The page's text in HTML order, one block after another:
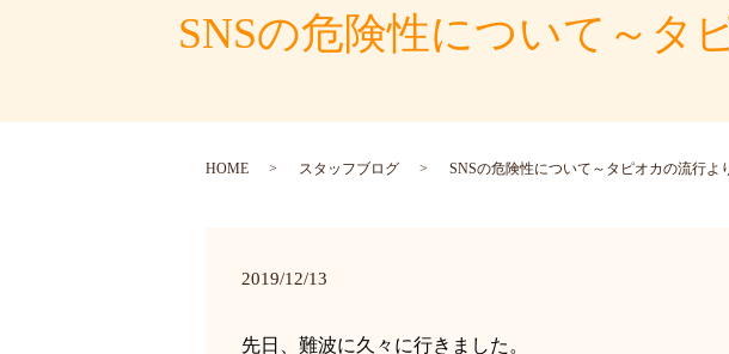
SNSの危険性について～タ
HOME スタッフブログ SNSの危険性について～タピオカの流行よ
2019/12/13
先日、難波に久々に行きました。